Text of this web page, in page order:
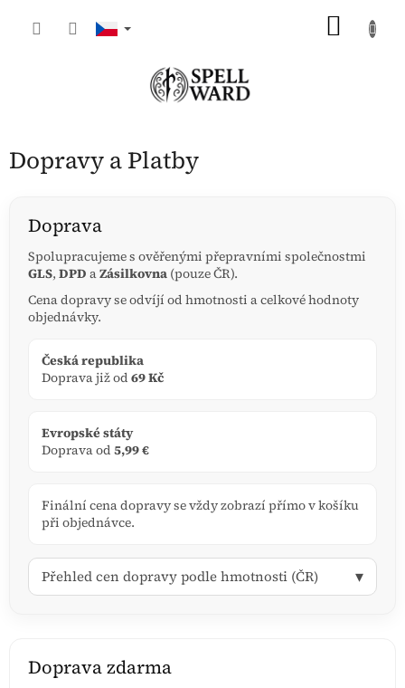
Dopravy a Platby
Doprava
Spolupracujeme s ověřenými přepravními společnostmi
GLS, DPD aZásilkovna (pouze ČR).
Cena dopravy se odvíjí od hmotnosti a celkové hodnoty
objednávky.
Česká republika
Doprava již od 69 Kč
Evropské státy
Doprava od 5,99 €
Finální cena dopravy se vždy zobrazí přímo v košíku
při objednávce.
Přehled cen dopravy podle hmotnosti (ČR) ▾
Doprava zdarma